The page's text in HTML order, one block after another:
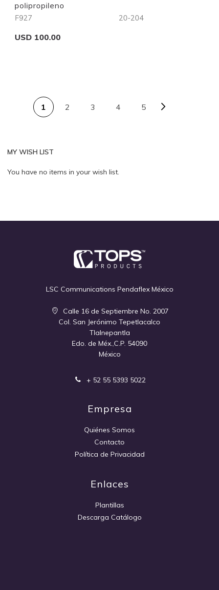
polipropileno
F927
USD 100.00
20-204
You're currently reading page
1 Page
2 Page
3 4 5
MY WISH LIST
You have no items in your wish list.
LSC Communications Pendaflex México
Calle 16 de Septiembre No. 2007
Col. San Jerónimo Tepetlacalco
Tlalnepantla
Edo. de Méx.,C.P. 54090
México
+ 52 55 5393 5022
Empresa
Quiénes Somos
Contacto
Política de Privacidad
Enlaces
Plantillas
Descarga Catálogo